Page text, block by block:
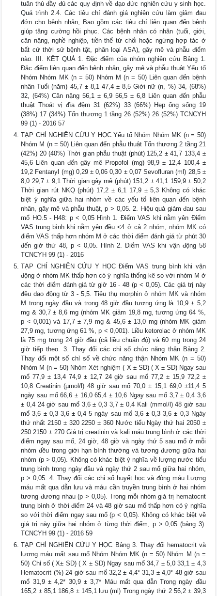
tuân thủ đầy đủ các quy định về đạo đức nghiên cứu y sinh học.
Quá trình 2.4. Các tiêu chí đánh giá nghiên cứu làm giảm đau
đớn cho bệnh nhân, Bao gồm các tiêu chí liên quan đến bệnh
giúp tăng cường hồi phục. Các bệnh nhân có nhân (tuổi, giới,
cân nặng, nghề nghiệp, tiền thể từ chối hoặc ngừng hợp tác ở
bất cứ thời sử bệnh tật, phân loại ASA), gây mê và phẫu điểm
nào. III. KẾT QUẢ 1. Đặc điểm của nhóm nghiên cứu Bảng 1.
Đặc điểm liên quan đến bệnh nhân, gây mê và phẫu thuật Yếu tố
Nhóm Nhóm MK (n = 50) Nhóm M (n = 50) Liên quan đến bệnh
nhân Tuổi (năm) 45,7 ± 8,1 47,4 ± 8,5 Giới nữ (n, %) 34, (68%)
32, (64%) Cân nặng 56,1 ± 6,9 56,5 ± 6,8 Liên quan đến phẫu
thuật Thoát vị đĩa đệm 31 (62%) 33 (66%) Hẹp ống sống 19
(38%) 17 (34%) Tổn thương 1 tầng 26 (52%) 26 (52%) TCNCYH
99 (1) - 2016 57
TẠP CHÍ NGHIÊN CỨU Y HỌC Yếu tố Nhóm Nhóm MK (n = 50)
Nhóm M (n = 50) Liên quan đến phẫu thuật Tổn thương 2 tầng 21
(42%) 20 (40%) Thời gian phẫu thuật (phút) 125,2 ± 41,7 133,4 ±
45,6 Liên quan đến gây mê Propofol (mg) 98,9 ± 12,4 100,4 ±
19,2 Fentanyl (mg) 0,29 ± 0,06 0,30 ± 0,07 Sevofluran (ml) 28,5 ±
8,0 29,7 ± 9,1 Thời gian gây mê (phút) 151,2 ± 41,1 159,9 ± 50,2
Thời gian rút NKQ (phút) 17,2 ± 6,1 17,9 ± 5,3 Không có khác
biệt ý nghĩa giữa hai nhóm về các yếu tố liên quan đến bệnh
nhân, gây mê và phẫu thuật, p > 0,05. 2. Hiệu quả giảm đau sau
mổ HO.5 - H48: p < 0,05 Hình 1. Điểm VAS khi nằm yên Điểm
VAS trung bình khi nằm yên đều <4 ở cả 2 nhóm, nhóm MK có
điểm VAS thấp hơn nhóm M ở các thời điểm đánh giá từ phút 30
đến giờ thứ 48, p < 0,05. Hình 2. Điểm VAS khi vận động 58
TCNCYH 99 (1) - 2016
TẠP CHÍ NGHIÊN CỨU Y HỌC Điểm VAS trung bình khi vận
động ở nhóm MK thấp hơn có ý nghĩa thống kê so với nhóm M ở
các thời điểm đánh giá từ giờ 16 - 48 (p < 0,05). Các giá trị này
đều dao động từ 3 - 5,5. Tiêu thụ morphin ở nhóm MK và nhóm
M trong ngày đầu và trong 48 giờ đầu tương ứng là 10,9 ± 5,2
mg & 30,7 ± 8,6 mg (nhóm MK giảm 19,8 mg, tương ứng 64 %,
p < 0,001) và 17,7 ± 7,9 mg & 45,6 ± 13,0 mg (nhóm MK giảm
27,9 mg, tương ứng 61 %, p < 0,001). Liều ketorolac ở nhóm MK
là 75 mg trong 24 giờ đầu (cả liều chuẩn độ) và 60 mg trong 24
giờ tiếp theo. 3. Thay đổi các chỉ số chức năng thận Bảng 2.
Thay đổi một số chỉ số về chức năng thận Nhóm MK (n = 50)
Nhóm M (n = 50) Nhóm Xét nghiệm ( X ± SD) ( X ± SD) Ngay sau
mổ 77,9 ± 13,4 74,9 ± 12,7 24 giờ sau mổ 77,2 ± 15,9 72,2 ±
10,8 Creatinin (µmol/l) 48 giờ sau mổ 70,0 ± 15,1 69,0 ±11,4 5
ngày sau mổ 66,6 ± 16,0 65,4 ± 10,6 Ngay sau mổ 3,7 ± 0,4 3,6
± 0,4 24 giờ sau mổ 3,6 ± 0,3 3,7 ± 0,4 Kali (mmol/l) 48 giờ sau
mổ 3,6 ± 0,3 3,6 ± 0,4 5 ngày sau mổ 3,6 ± 0,3 3,6 ± 0,3 Ngày
thứ nhất 2150 ± 320 2250 ± 360 Nước tiểu Ngày thứ hai 2050 ±
250 2150 ± 270 Giá trị creatinin và kali máu trung bình ở các thời
điểm ngay sau mổ, 24 giờ, 48 giờ và ngày thứ 5 sau mổ ở mỗi
nhóm đều trong giới hạn bình thường và tương đương giữa hai
nhóm (p > 0,05). Không có khác biệt ý nghĩa về lượng nước tiểu
trung bình trong ngày đầu và ngày thứ 2 sau mổ giữa hai nhóm,
p > 0,05. 4. Thay đổi các chỉ số huyết học và đông máu Lượng
máu mất qua dẫn lưu và máu cần truyền trung bình ở hai nhóm
tương đương nhau (p > 0,05). Trong mỗi nhóm giá trị hematocrit
trung bình ở thời điểm 24 và 48 giờ sau mổ thấp hơn có ý nghĩa
so với thời điểm ngay sau mổ (p < 0,05). Không có khác biệt về
giá trị này giữa hai nhóm ở từng thời điểm, p > 0,05 (bảng 3).
TCNCYH 99 (1) - 2016 59
TẠP CHÍ NGHIÊN CỨU Y HỌC Bảng 3. Thay đổi hematocrit và
lượng máu mất sau mổ Nhóm Nhóm MK (n = 50) Nhóm M (n =
50) Chỉ số ( X± SD) ( X ± SD) Ngay sau mổ 34,7 ± 5,0 33,1 ± 4,3
Hematocrit (%) 24 giờ sau mổ 32,2 ± 4,4* 31,3 ± 4,0* 48 giờ sau
mổ 31,9 ± 4,2* 30,9 ± 3,7* Máu mất qua dẫn Trong ngày đầu
165,2 ± 85,1 186,8 ± 145,1 lưu (ml) Trong ngày thứ 2 56,2 ± 39,3